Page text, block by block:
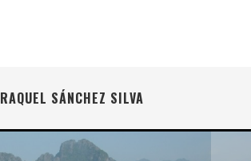
RAQUEL SÁNCHEZ SILVA